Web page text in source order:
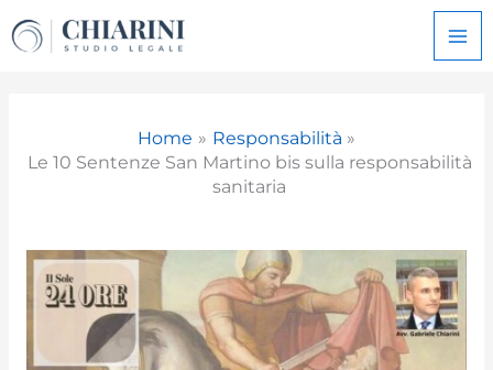
al
Home
Responsabilità
Le 10 Sentenze San Martino bis sulla responsabilità
sanitaria